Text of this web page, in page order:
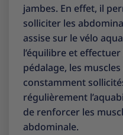
jambes. En effet, il
solliciter les
assise sur le vélo
l’équilibre et
pédalage, les
constamment
régulièrement
de renforcer les
abdominale.